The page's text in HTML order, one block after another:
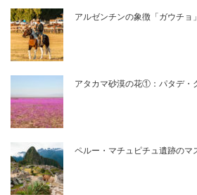
アルゼンチンの象徴「ガウチョ
アタカマ砂漠の花①：パタデ・
ペルー・マチュピチュ遺跡のマ